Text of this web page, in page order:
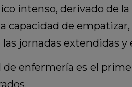
intenso, derivado de
capacidad de
jornadas extendidas
de enfermería es el